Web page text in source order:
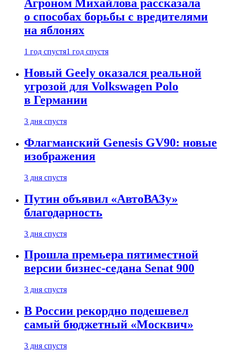
Агроном Михайлова рассказала
о способах борьбы с вредителями
на яблонях
1 год спустя1 год спустя
Новый Geely оказался реальной
угрозой для Volkswagen Polo
в Германии
3 дня спустя
Флагманский Genesis GV90: новые
изображения
3 дня спустя
Путин объявил «АвтоВАЗу»
благодарность
3 дня спустя
Прошла премьера пятиместной
версии бизнес-седана Senat 900
3 дня спустя
В России рекордно подешевел
самый бюджетный «Москвич»
3 дня спустя